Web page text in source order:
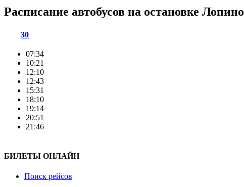
Расписание автобусов на остановке Лопино
30
07:34
10:21
12:10
12:43
15:31
18:10
19:14
20:51
21:46
БИЛЕТЫ ОНЛАЙН
Поиск рейсов